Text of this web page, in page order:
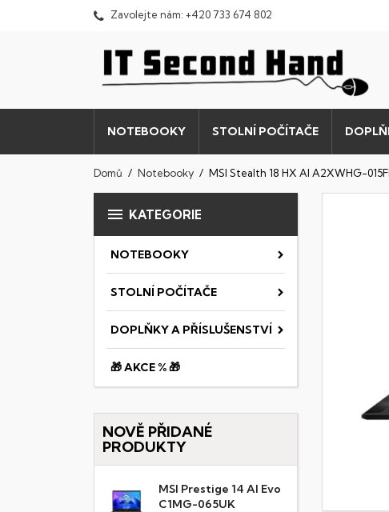
Zavolejte nám: +420 733 674 802
NOTEBOOKY STOLNÍ POČÍTAČE
Domů Notebooky MSI Stealth 18 HX AI A2XWHG-
 KATEGORIE
NOTEBOOKY
STOLNÍ POČÍTAČE
DOPLŇKY A PŘÍSLUŠENSTVÍ
🎁 AKCE % 🎁
NOVĚ PŘIDANÉ
PRODUKTY
MSI Prestige 14 AI Evo
C1MG-065UK